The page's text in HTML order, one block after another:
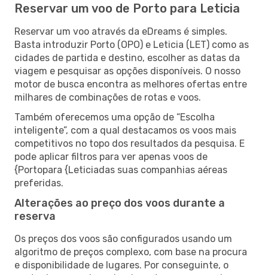
Reservar um voo de Porto para Leticia
Reservar um voo através da eDreams é simples.
Basta introduzir Porto (OPO) e Leticia (LET) como as
cidades de partida e destino, escolher as datas da
viagem e pesquisar as opções disponíveis. O nosso
motor de busca encontra as melhores ofertas entre
milhares de combinações de rotas e voos.
Também oferecemos uma opção de “Escolha
inteligente”, com a qual destacamos os voos mais
competitivos no topo dos resultados da pesquisa. E
pode aplicar filtros para ver apenas voos de
{Portopara {Leticiadas suas companhias aéreas
preferidas.
Alterações ao preço dos voos durante a
reserva
Os preços dos voos são configurados usando um
algoritmo de preços complexo, com base na procura
e disponibilidade de lugares. Por conseguinte, o